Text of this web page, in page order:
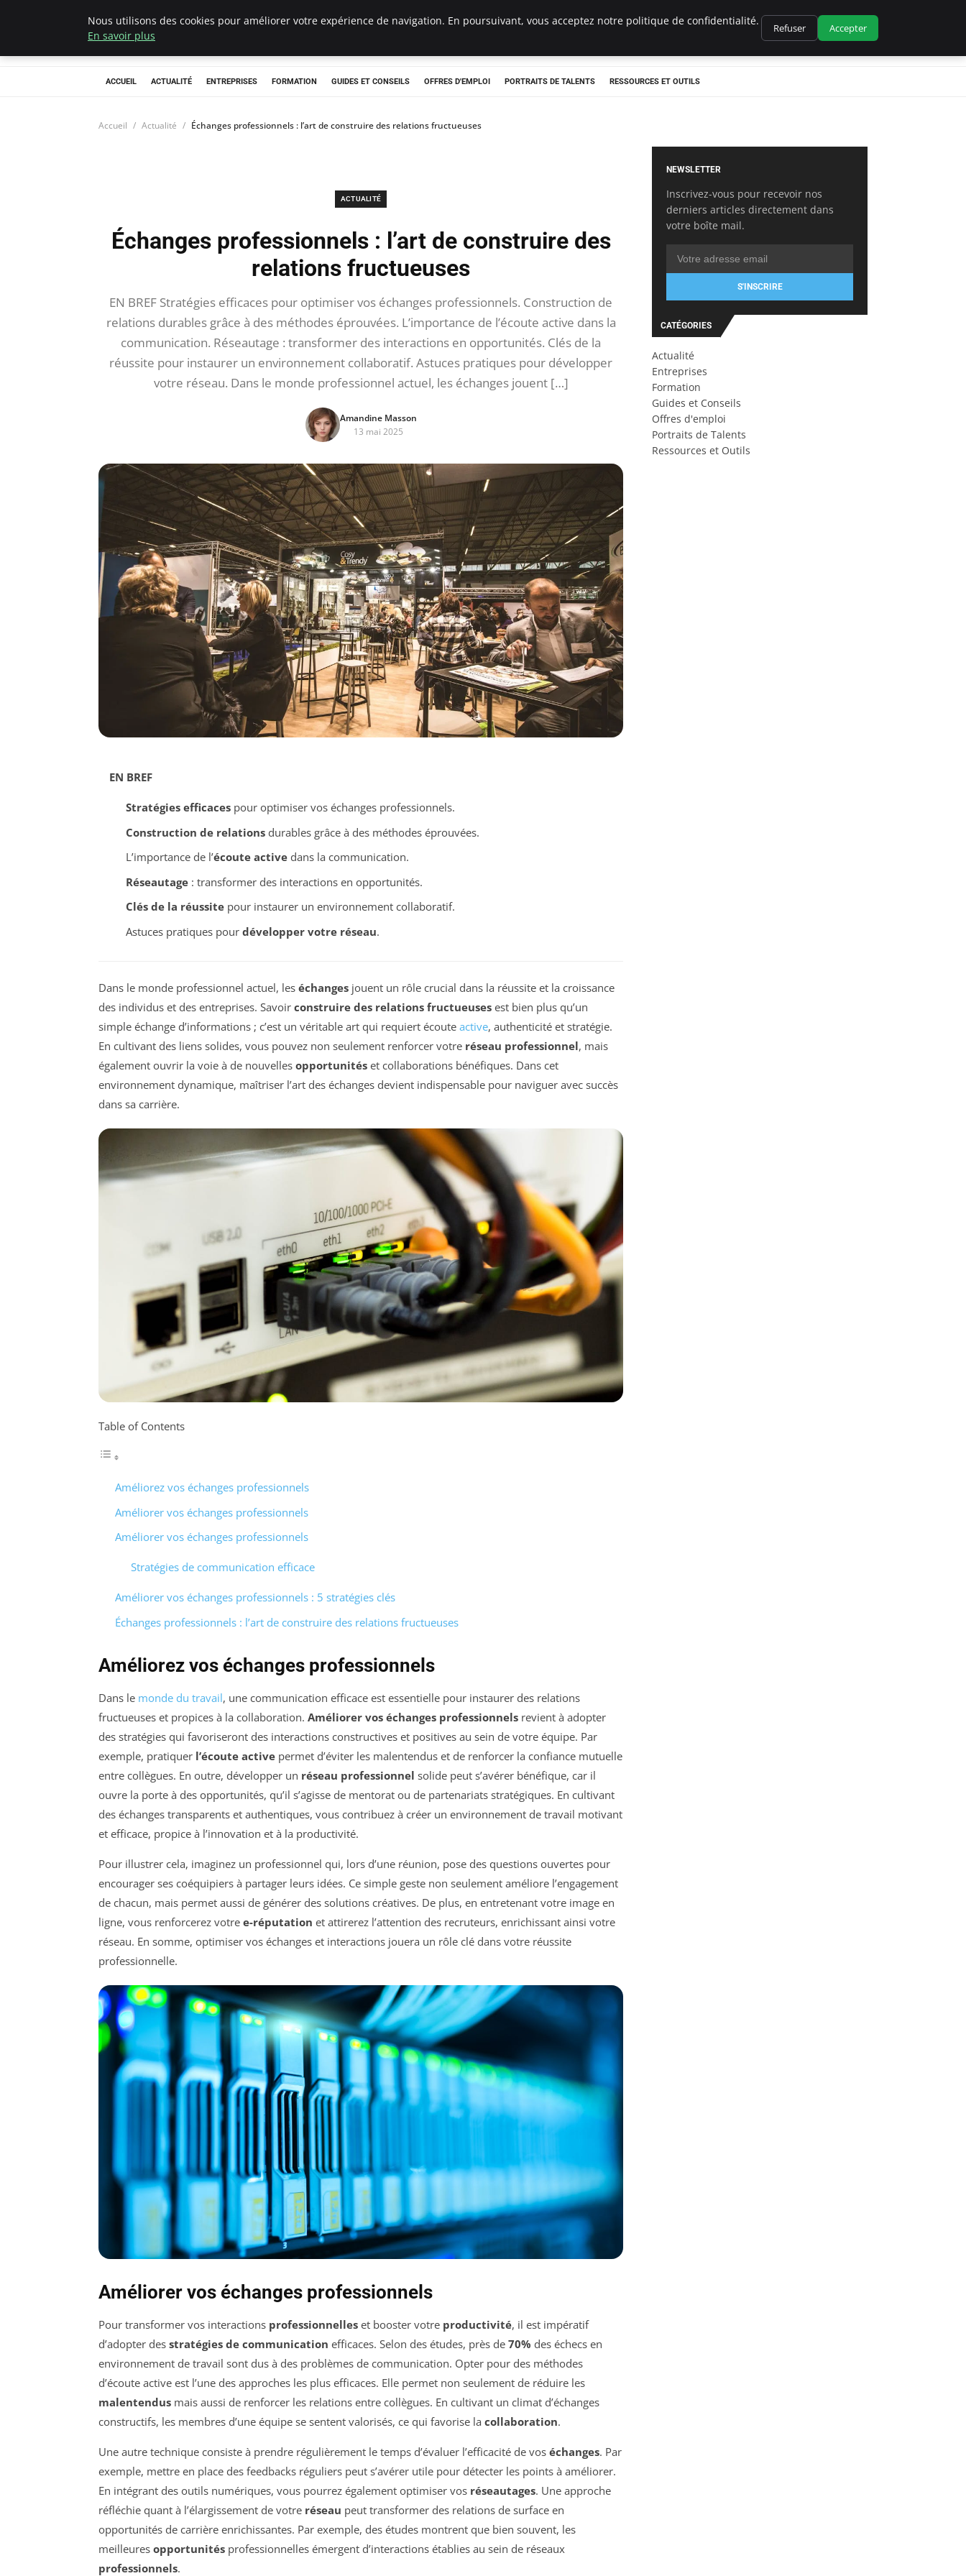
Chasseur De Tête
ACCUEIL ACTUALITÉ ENTREPRISES FORMATION GUIDES ET CONSEILS OFFRES D'EMPLOI PORTRAITS DE TALENTS RESSOURCES ET OUTILS
Accueil Actualité Échanges professionnels : l’art de construire des relations fructueuses
ACTUALITÉ
Échanges professionnels : l’art de construire des
relations fructueuses
EN BREF Stratégies efficaces pour optimiser vos échanges professionnels. Construction de
relations durables grâce à des méthodes éprouvées. L’importance de l’écoute active dans la
communication. Réseautage : transformer des interactions en opportunités. Clés de la
réussite pour instaurer un environnement collaboratif. Astuces pratiques pour développer
votre réseau. Dans le monde professionnel actuel, les échanges jouent […]
Amandine Masson
13 mai 2025
EN BREF
Stratégies efficacespour optimiser vos échanges professionnels.
Construction de relationsdurables grâce à des méthodes éprouvées.
L’importance de l’écoute activedans la communication.
Réseautage: transformer des interactions en opportunités.
Clés de la réussitepour instaurer un environnement collaboratif.
Astuces pratiques pour développer votre réseau.
Dans le monde professionnel actuel, les échanges jouent un rôle crucial dans la réussite et la croissance
des individus et des entreprises. Savoir construire des relations fructueuses est bien plus qu’un
simple échange d’informations ; c’est un véritable art qui requiert écoute active, authenticité et stratégie.
En cultivant des liens solides, vous pouvez non seulement renforcer votre réseau professionnel, mais
également ouvrir la voie à de nouvelles opportunités et collaborations bénéfiques. Dans cet
environnement dynamique, maîtriser l’art des échanges devient indispensable pour naviguer avec succès
dans sa carrière.
Table of Contents
Améliorez vos échanges professionnels
Améliorer vos échanges professionnels
Améliorer vos échanges professionnels
Stratégies de communication efficace
Améliorer vos échanges professionnels : 5 stratégies clés
Échanges professionnels : l’art de construire des relations fructueuses
Améliorez vos échanges professionnels
Dans le monde du travail, une communication efficace est essentielle pour instaurer des relations
fructueuses et propices à la collaboration. Améliorer vos échanges professionnels revient à adopter
des stratégies qui favoriseront des interactions constructives et positives au sein de votre équipe. Par
exemple, pratiquer l’écoute active permet d’éviter les malentendus et de renforcer la confiance mutuelle
entre collègues. En outre, développer un réseau professionnel solide peut s’avérer bénéfique, car il
ouvre la porte à des opportunités, qu’il s’agisse de mentorat ou de partenariats stratégiques. En cultivant
des échanges transparents et authentiques, vous contribuez à créer un environnement de travail motivant
et efficace, propice à l’innovation et à la productivité.
Pour illustrer cela, imaginez un professionnel qui, lors d’une réunion, pose des questions ouvertes pour
encourager ses coéquipiers à partager leurs idées. Ce simple geste non seulement améliore l’engagement
de chacun, mais permet aussi de générer des solutions créatives. De plus, en entretenant votre image en
ligne, vous renforcerez votre e-réputation et attirerez l’attention des recruteurs, enrichissant ainsi votre
réseau. En somme, optimiser vos échanges et interactions jouera un rôle clé dans votre réussite
professionnelle.
Améliorer vos échanges professionnels
Pour transformer vos interactions professionnelles et booster votre productivité, il est impératif
d’adopter des stratégies de communication efficaces. Selon des études, près de 70% des échecs en
environnement de travail sont dus à des problèmes de communication. Opter pour des méthodes
d’écoute active est l’une des approches les plus efficaces. Elle permet non seulement de réduire les
malentendus mais aussi de renforcer les relations entre collègues. En cultivant un climat d’échanges
constructifs, les membres d’une équipe se sentent valorisés, ce qui favorise la collaboration.
Une autre technique consiste à prendre régulièrement le temps d’évaluer l’efficacité de vos échanges. Par
exemple, mettre en place des feedbacks réguliers peut s’avérer utile pour détecter les points à améliorer.
En intégrant des outils numériques, vous pourrez également optimiser vos réseautages. Une approche
réfléchie quant à l’élargissement de votre réseau peut transformer des relations de surface en
opportunités de carrière enrichissantes. Par exemple, des études montrent que bien souvent, les
meilleures opportunités professionnelles émergent d’interactions établies au sein de réseaux
professionnels.
NEWSLETTER
Inscrivez-vous pour recevoir nos
derniers articles directement dans
votre boîte mail.
S'INSCRIRE
CATÉGORIES
Actualité
Entreprises
Formation
Guides et Conseils
Offres d'emploi
Portraits de Talents
Ressources et Outils
Nous utilisons des cookies pour améliorer votre expérience de navigation. En poursuivant, vous acceptez notre politique de confidentialité.
En savoir plus
Refuser Accepter